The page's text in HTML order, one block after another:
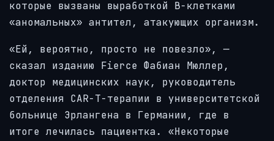
которые вызваны выработкой В-клетками
«аномальных» антител, атакующих организм.
«Ей, вероятно, просто не повезло», —
сказал изданию Fierce Фабиан Мюллер,
доктор медицинских наук, руководитель
отделения CAR-T-терапии в университетской
больнице Эрлангена в Германии, где в
итоге лечилась пациентка. «Некоторые